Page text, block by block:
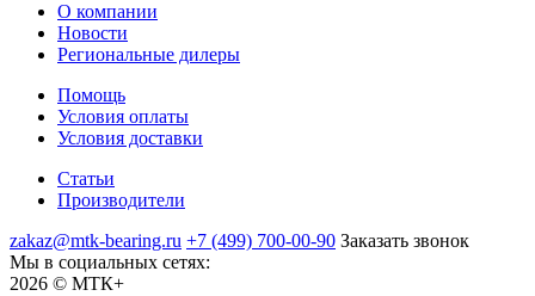
О компании
Новости
Региональные дилеры
Помощь
Условия оплаты
Условия доставки
Статьи
Производители
zakaz@mtk-bearing.ru +7 (499) 700-00-90 Заказать звонок
Мы в социальных сетях:
2026 © МТК+